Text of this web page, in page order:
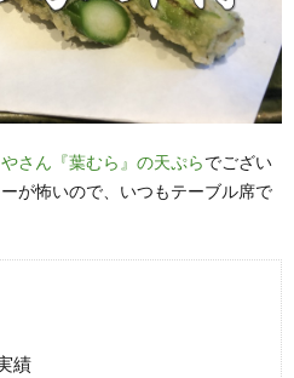
さん『葉むら』の天ぷらでござい
が怖いので、いつもテーブル席で
績